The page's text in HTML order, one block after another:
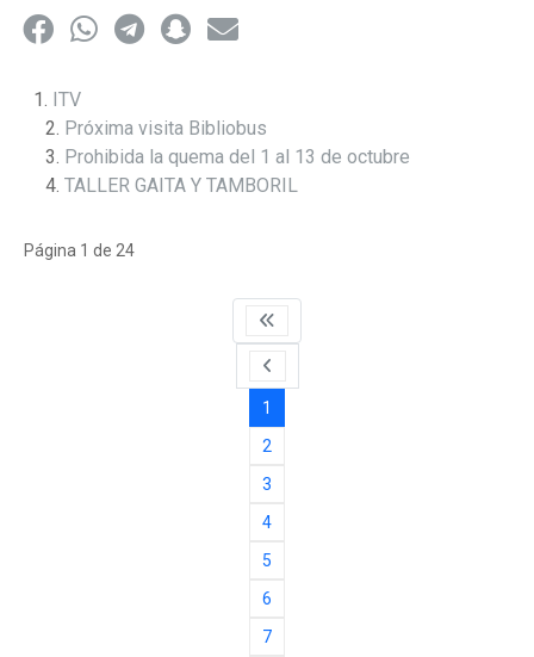
ITV
Próxima visita Bibliobus
Prohibida la quema del 1 al 13 de octubre
TALLER GAITA Y TAMBORIL
Página 1 de 24
1
2
3
4
5
6
7